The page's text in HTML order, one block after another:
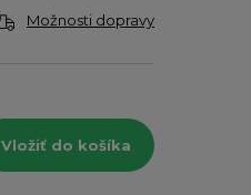
Možnosti dopravy
Vložiť do košíka